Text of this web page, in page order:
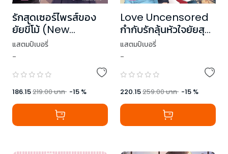
รักสุดเซอร์ไพรส์ของ
ยัยขี้โม้ (New
Edition)
แสตมป์เบอรี่
-
186.15219.00บาท -15 %
Love Uncensored
กำกับรักลุ้นหัวใจยัยสุด
ฮอต (New Edition)
แสตมป์เบอรี่
-
220.15259.00บาท -15 %